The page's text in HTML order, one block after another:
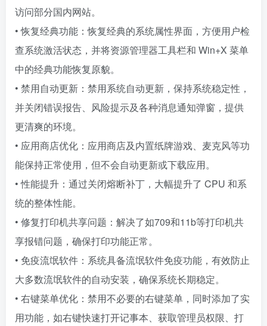
访问部分国内网站。
• 恢复经典功能：恢复经典的系统属性界面，方便用户检
查系统激活状态，并将资源管理器工具栏和 Win+X 菜单
中的经典功能恢复原貌。
• 禁用自动更新：禁用系统自动更新，保持系统稳定性，
并关闭错误报告、风险提示及各种消息通知弹窗，提供
更清爽的环境。
• 应用商店优化：应用商店及内置纸牌游戏、麦克风等功
能保持正常使用，但不会自动更新或下载应用。
• 性能提升：通过关闭熔断补丁，大幅提升了 CPU 和系
统的整体性能。
• 修复打印机共享问题：解决了如709和11b等打印机共
享报错问题，确保打印功能正常。
• 免疫流氓软件：系统具备流氓软件免疫功能，有效防止
大多数流氓软件的自动安装，确保系统长期稳定。
• 右键菜单优化：禁用不必要的右键菜单，同时添加了实
用功能，如右键快速打开记事本、获取管理员权限、打